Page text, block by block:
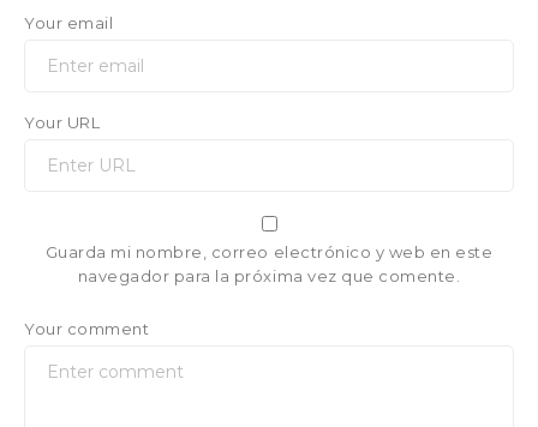
Your email
Your URL
Guarda mi nombre, correo electrónico y web en este
navegador para la próxima vez que comente.
Your comment